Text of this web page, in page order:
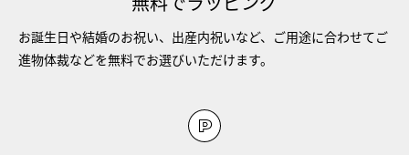
お誕生日や結婚のお祝い、出産内祝いなど、ご用途に合わせてご
進物体裁などを無料でお選びいただけます。